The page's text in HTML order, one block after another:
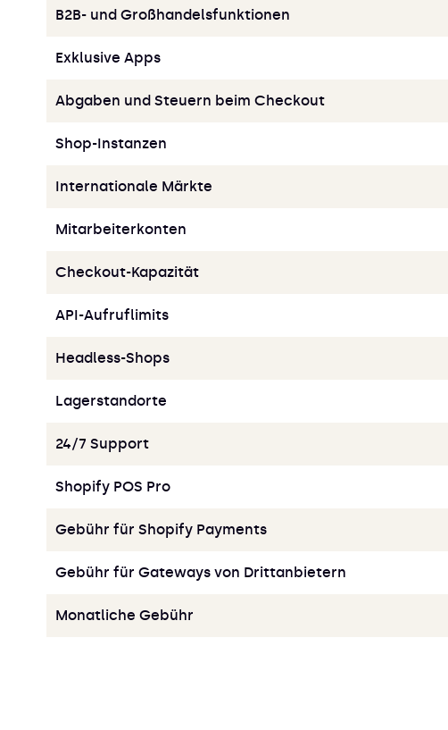
B2B- und Großhandelsfunktionen
Exklusive Apps
Abgaben und Steuern beim Checkout
Shop-Instanzen
Internationale Märkte
Mitarbeiterkonten
Checkout-Kapazität
API-Aufruflimits
Headless-Shops
Lagerstandorte
24/7 Support
Shopify POS Pro
Gebühr für Shopify Payments
Gebühr für Gateways von Drittanbietern
Monatliche Gebühr